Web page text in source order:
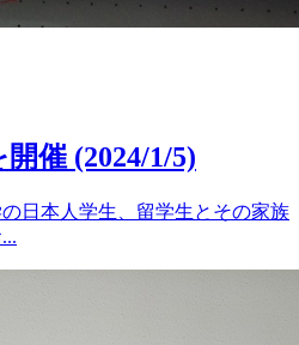
催 (2024/1/5)
日本人学生、留学生とその家族